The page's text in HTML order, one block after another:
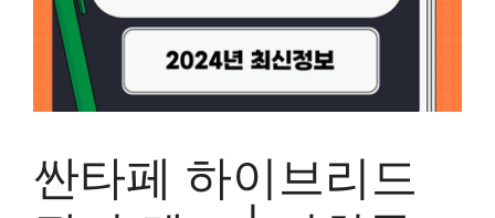
싼타페 하이브리드